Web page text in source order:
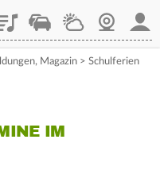
StaupilotWetterWebcam
, Magazin > Schulferien
IM